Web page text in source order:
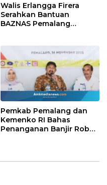
Walis Erlangga Firera
Serahkan Bantuan
BAZNAS Pemalang
Lumpuh Total Sejak Usia
13 Tahun
Pemkab Pemalang dan
Kemenko RI Bahas
Penanganan Banjir Rob